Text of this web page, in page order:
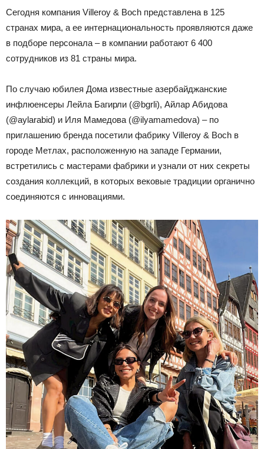
Сегодня компания Villeroy & Boch представлена в 125
странах мира, а ее интернациональность проявляются даже
в подборе персонала – в компании работают 6 400
сотрудников из 81 страны мира.
По случаю юбилея Дома известные азербайджанские
инфлюенсеры Лейла Багирли (@bgrli), Айлар Абидова
(@aylarabid) и Иля Мамедова (@ilyamamedova) – по
приглашению бренда посетили фабрику Villeroy & Boch в
городе Метлах, расположенную на западе Германии,
встретились с мастерами фабрики и узнали от них секреты
создания коллекций, в которых вековые традиции органично
соединяются с инновациями.